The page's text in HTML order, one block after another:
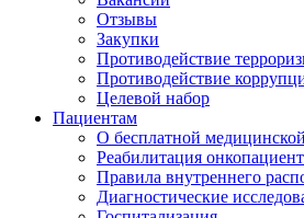
Отзывы
Закупки
Противодействие
Противодействие
Целевой набор
Пациентам
О бесплатной
Реабилитация
Правила внутреннего
Диагностические